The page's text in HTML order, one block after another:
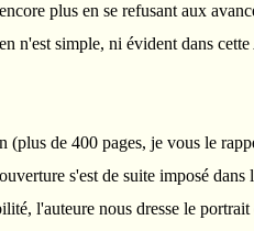
plus en se refusant aux
n'est simple, ni évident dans
(plus de 400 pages, je vous le
s'est de suite imposé
l'auteure nous dresse le